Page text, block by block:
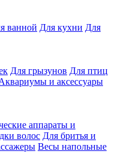
ванной Для кухни Для
Для грызунов Для птиц
и аксессуары
аппараты и
волос Для бритья и
Весы напольные